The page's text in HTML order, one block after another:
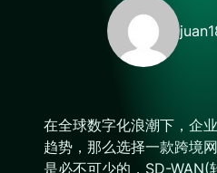
juan
在全球数字化浪潮下，企
趋势，那么选择一款跨境
是必不可少的，SD-WAN(